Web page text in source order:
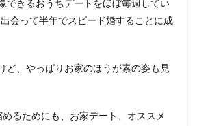
できるおうちデートをほぼ毎週してい
会って半年でスピード婚することに成
ど、やっぱりお家のほうが素の姿も見
るためにも、お家デート、オススメ